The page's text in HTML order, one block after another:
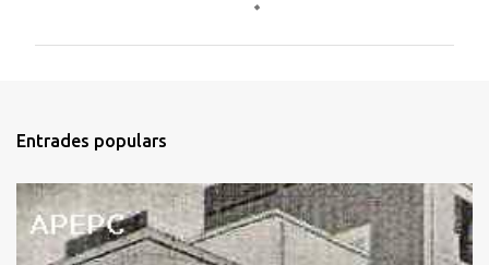
t
r
i
s
Entrades populars